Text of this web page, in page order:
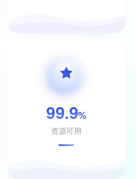
99.9%
资源可用